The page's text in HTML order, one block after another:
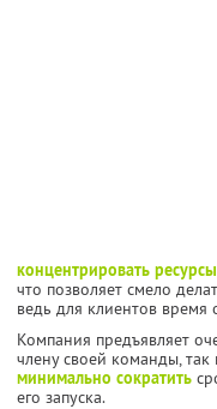
концентрировать ресурсы
что позволяет смело
ведь для клиентов время
Компания предъявляет
члену своей команды,
минимально сократить
его запуска.